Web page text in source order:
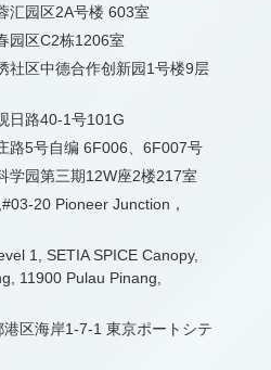
汇园区2A号楼 603室
园区C2栋1206室
社区中德合作创新园1号楼9层
日路40-1号101G
路5号自编 6F006、6F007号
学园第三期12W座2楼217室
20 Pioneer Junction，
1, SETIA SPICE Canopy,
11900 Pulau Pinang,
区海岸1-7-1 東京ポートシテ